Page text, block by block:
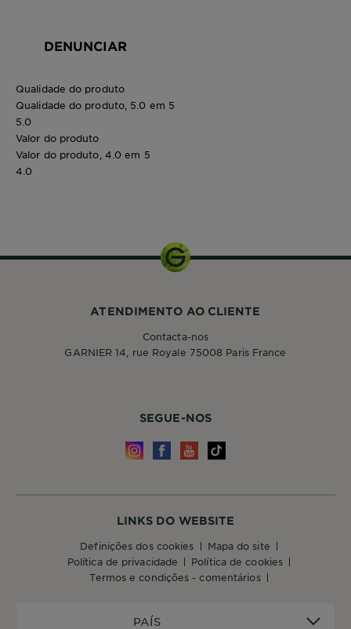
DENUNCIAR
Qualidade do produto
Qualidade do produto, 5.0 em 5
5.0
Valor do produto
Valor do produto, 4.0 em 5
4.0
PAÍS
LINKS DO WEBSITE
definições dos cookies
mapa do site
política de privacidade
política de cookies
termos e condições - comentários
SEGUE-NOS
ATENDIMENTO AO CLIENTE
Contacta-nos
GARNIER 14, rue Royale 75008 Paris France